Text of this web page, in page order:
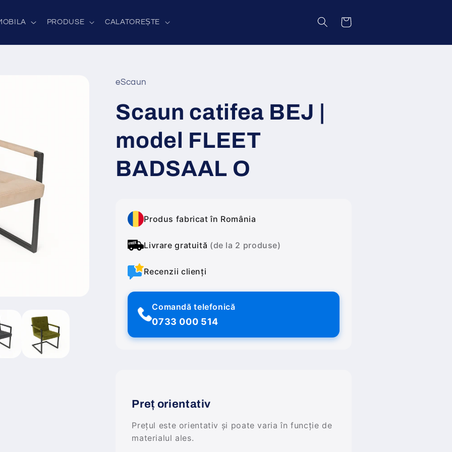
PRODUSE CALATOREȘTE Coș
eScaun
Scaun catifea BEJ |
model FLEET
BADSAAL O
Produs fabricat în România
Livrare gratuită (de la 2 produse)
Recenzii clienți
Comandă telefonică
0733 000 514
Preț orientativ
Prețul este orientativ și poate varia în funcție de
materialul ales.